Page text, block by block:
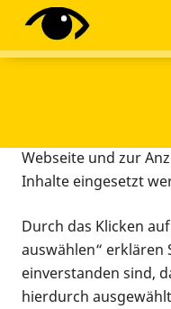
Diese Webseite
Tracking-Tools ein.
Webseite und zur
Inhalte eingesetzt
Durch das Klicken
auswählen“ erklären
einverstanden sind,
hierdurch